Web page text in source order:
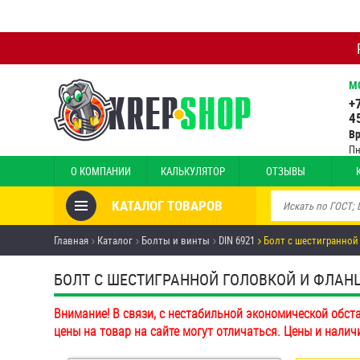
О КОМПАНИИ КАЛЬКУЛЯТОР ОТЗЫВЫ
КАТАЛОГ ТОВАРОВ
Товары со скидкой
Анкеры
Антивандальный крепёж,
инструмент
Болты и винты
Главная Каталог Болты и винты DIN 6921 Болт с
БОЛТ С ШЕСТИГРАННОЙ ГОЛОВКОЙ И
Внимание! В связи, с нестабильной экономической
цены на товар на сайте могут отличаться. Цены и